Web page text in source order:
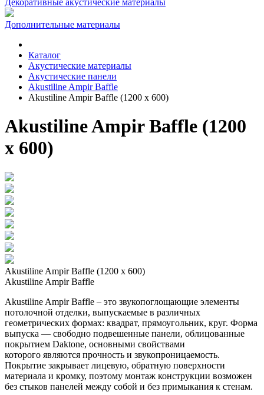
Декоративные акустические материалы
Дополнительные материалы
Каталог
Акустические материалы
Акустические панели
Akustiline Ampir Baffle
Akustiline Ampir Baffle (1200 x 600)
Akustiline Ampir Baffle (1200
x 600)
Akustiline Ampir Baffle (1200 x 600)
Akustiline Ampir Baffle
Akustiline Ampir Baffle – это звукопоглощающие элементы
потолочной отделки, выпускаемые в различных
геометрических формах: квадрат, прямоугольник, круг. Форма
выпуска — свободно подвешенные панели, облицованные
покрытием Daktone, основными свойствами
которого являются прочность и звукопроницаемость.
Покрытие закрывает лицевую, обратную поверхности
материала и кромку, поэтому монтаж конструкции возможен
без стыков панелей между собой и без примыкания к стенам.